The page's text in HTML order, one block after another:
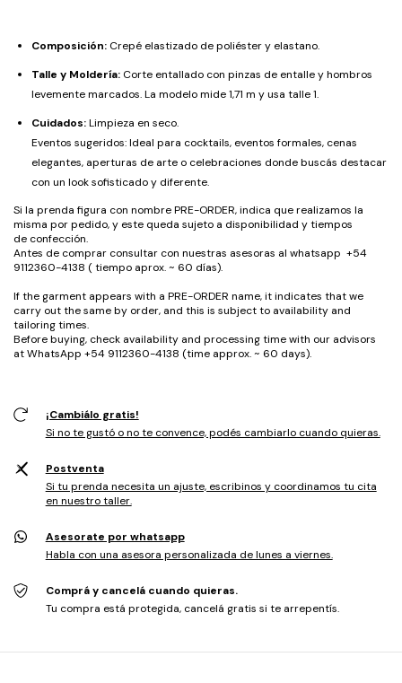
Composición: Crepé elastizado de poliéster y elastano.
Talle y Moldería: Corte entallado con pinzas de entalle y hombros
levemente marcados. La modelo mide 1,71 m y usa talle 1.
Cuidados:Limpieza en seco.
Eventos sugeridos: Ideal para cocktails, eventos formales, cenas
elegantes, aperturas de arte o celebraciones donde buscás destacar
con un look sofisticado y diferente.
Si la prenda figura con nombre PRE-ORDER, indica que realizamos la
misma por pedido, y este queda sujeto a disponibilidad y tiempos
de confección.
Antes de comprar consultar con nuestras asesoras al whatsapp +54
9112360-4138 ( tiempo aprox. ~ 60 días).
If the garment appears with a PRE-ORDER name, it indicates that we
carry out the same by order, and this is subject to availability and
tailoring times.
Before buying, check availability and processing time with our advisors
at WhatsApp +54 9112360-4138 (time approx. ~ 60 days).
¡Cambiálo gratis!
Si no te gustó o no te convence, podés cambiarlo cuando quieras.
Postventa
Si tu prenda necesita un ajuste, escribinos y coordinamos tu cita
en nuestro taller.
Asesorate por whatsapp
Habla con una asesora personalizada de lunes a viernes.
Comprá y cancelá cuando quieras.
Tu compra está protegida, cancelá gratis si te arrepentís.